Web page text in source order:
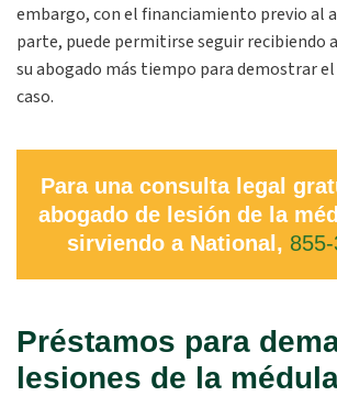
embargo, con el financiamiento previo al
parte, puede permitirse seguir recibiendo
su abogado más tiempo para demostrar
caso.
Para una consulta legal
abogado de lesión de la
sirviendo a National,
Préstamos para
lesiones de la